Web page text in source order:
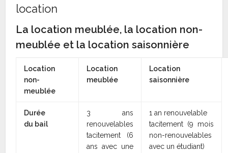
location
La location meublée, la location non-
meublée et la location saisonnière
Location
non-
meublée
Location
meublée
Location
saisonnière
Durée
du bail
3 ans
renouvelables
tacitement (6
ans avec une
1 an renouvelable
tacitement (9 mois
non-renouvelables
avec un étudiant)